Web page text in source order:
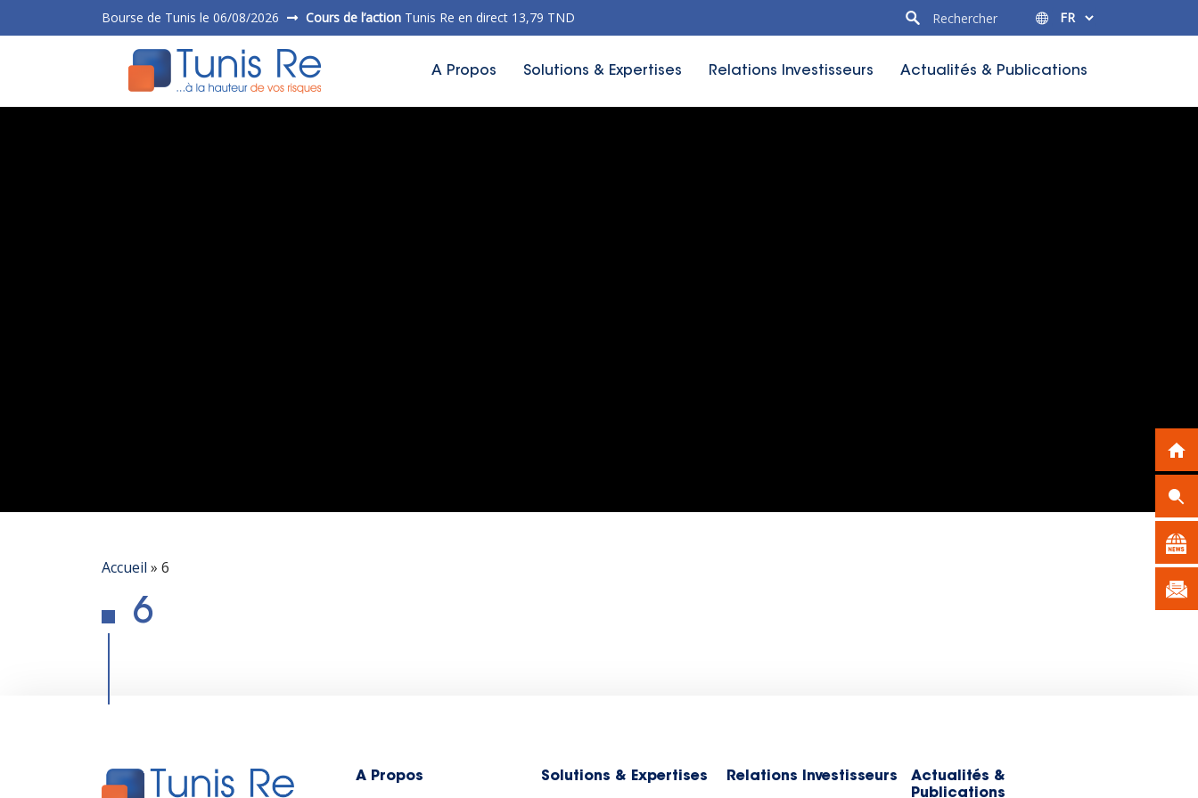
Bourse de Tunis le 06/08/2026 Cours de l’action Tunis Re en direct 13,79 TND
A Propos Solutions & Expertises Relations Investisseurs Actualités & Publications
Accueil » 6
6
A Propos Solutions & Expertises Relations Investisseurs
Actualités &
Publications